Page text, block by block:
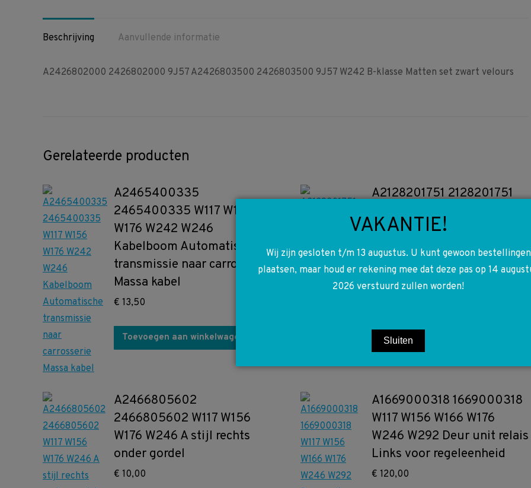
Beschrijving
Aanvullende informatie
A2426802000 2426802000 9J57 A2426803500 2426803500 9J57 W242 B-klasse Matten set zwart velours
Gerelateerde producten
A2465400335
2465400335 W117 W156
W176 W242 W246
Kabelboom Automatische
transmissie naar carrosserie
Massa kabel
€ 13,50
Toevoegen aan winkelwagen
A2128201751 2128201751
W246 Telefoon houder
Iphone 4/S
€40,00
A2466805602
2466805602 W117 W156
W176 W246 A stijl rechts
onder gordel
€ 10,00
A1669000318 1669000318
W117 W156 W166 W176
W246 W292 Deur unit relais
Links voor regeleenheid
€ 120,00
VAKANTIE!
Wij zijn gesloten t/m 13 augustus. U kunt gewoon bestellingen
plaatsen, maar houd er rekening mee dat deze pas op 14
2026 verstuurd zullen worden!
Sluiten